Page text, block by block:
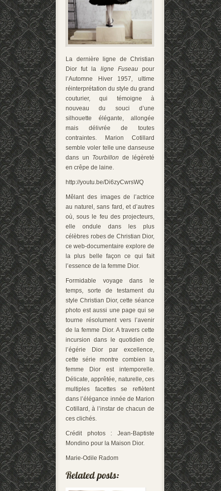
La dernière ligne de Christian
Dior fut la ligne Fuseaupour
l’Automne Hiver 1957, ultime
réinterprétation du style du grand
couturier, qui témoigne à
nouveau du souci d’une
silhouette élégante, allongée
mais délivrée de toutes
contraintes. Marion Cotillard
semble voler telle une danseuse
dans un Tourbillon de légèreté
en crêpe de laine.
http://youtu.be/Di6zyCwrsWQ
Mêlant des images de l’actrice
au naturel, sans fard, et d’autres
où, sous le feu des projecteurs,
elle ondule dans les plus
célèbres robes de Christian Dior,
ce web-documentaire explore de
la plus belle façon ce qui fait
l’essence de la femme Dior.
Formidable voyage dans le
temps, sorte de testament du
style Christian Dior, cette séance
photo est aussi une page qui se
tourne résolument vers l’avenir
de la femme Dior. A travers cette
incursion dans le quotidien de
l’égérie Dior par excellence,
cette série montre combien la
femme Dior est intemporelle.
Délicate, apprêtée, naturelle, ces
multiples facettes se reflètent
dans l’élégance innée de Marion
Cotillard, à l’instar de chacun de
ces clichés.
Crédit photos : Jean-Baptiste
Mondino pour la Maison Dior.
Marie-Odile Radom